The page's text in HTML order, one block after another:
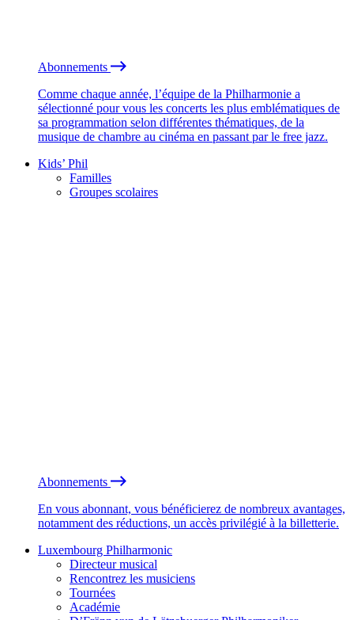
Abonnements
Comme chaque année, l’équipe de la Philharmonie a
sélectionné pour vous les concerts les plus emblématiques de
sa programmation selon différentes thématiques, de la
musique de chambre au cinéma en passant par le free jazz.
Kids’ Phil
Familles
Groupes scolaires
Abonnements
En vous abonnant, vous bénéficierez de nombreux avantages,
notamment des réductions, un accès privilégié à la billetterie.
Luxembourg Philharmonic
Directeur musical
Rencontrez les musiciens
Tournées
Académie